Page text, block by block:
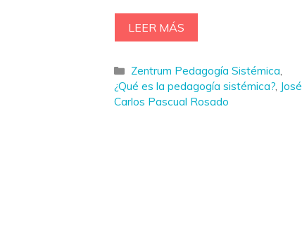
LEER MÁS
Categorías
Zentrum Pedagogía Sistémica,
¿Qué es la pedagogía sistémica?, José
Carlos Pascual Rosado